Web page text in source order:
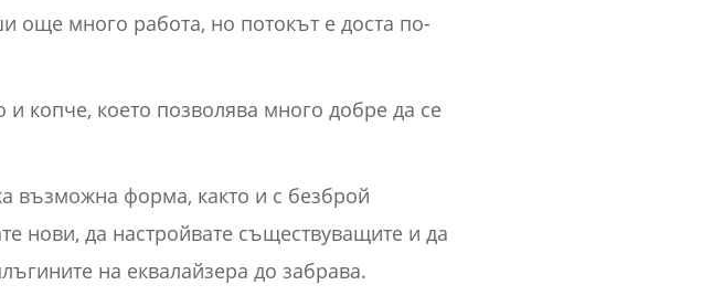
още много работа, но потокът е доста по-
копче, което позволява много добре да се
възможна форма, както и с безброй
нови, да настройвате съществуващите и да
на еквалайзера до забрава.